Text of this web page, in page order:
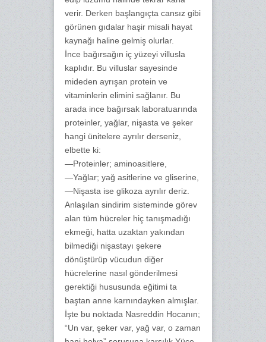
verir. Derken başlangıçta cansız gibi
görünen gıdalar haşir misali hayat
kaynağı haline gelmiş olurlar.
İnce bağırsağın iç yüzeyi villusla
kaplıdır. Bu villuslar sayesinde
mideden ayrışan protein ve
vitaminlerin elimini sağlanır. Bu
arada ince bağırsak laboratuarında
proteinler, yağlar, nişasta ve şeker
hangi ünitelere ayrılır derseniz,
elbette ki:
—Proteinler; aminoasitlere,
—Yağlar; yağ asitlerine ve gliserine,
—Nişasta ise glikoza ayrılır deriz.
Anlaşılan sindirim sisteminde görev
alan tüm hücreler hiç tanışmadığı
ekmeği, hatta uzaktan yakından
bilmediği nişastayı şekere
dönüştürüp vücudun diğer
hücrelerine nasıl gönderilmesi
gerektiği hususunda eğitimi ta
baştan anne karnındayken almışlar.
İşte bu noktada Nasreddin Hocanın;
“Un var, şeker var, yağ var, o zaman